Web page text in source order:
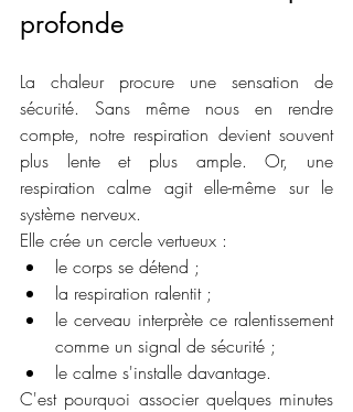
profonde
La chaleur procure une sensation de
sécurité. Sans même nous en rendre
compte, notre respiration devient souvent
plus lente et plus ample. Or, une
respiration calme agit elle-même sur le
système nerveux.
Elle crée un cercle vertueux :
le corps se détend ;
la respiration ralentit ;
le cerveau interprète ce ralentissement
comme un signal de sécurité ;
le calme s'installe davantage.
C'est pourquoi associer quelques minutes